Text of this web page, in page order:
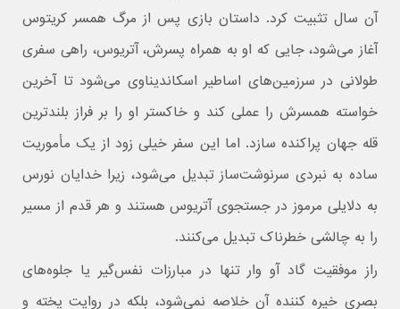
آن سال تثبیت کرد. داستان بازی پس از مرگ همسر کریتوس
آغاز می‌شود، جایی که او به همراه پسرش، آتریوس، راهی سفری
طولانی در سرزمین‌های اساطیر اسکاندیناوی می‌شود تا آخرین
خواسته همسرش را عملی کند و خاکستر او را بر فراز بلندترین
قله جهان پراکنده سازد. اما این سفر خیلی زود از یک مأموریت
ساده به نبردی سرنوشت‌ساز تبدیل می‌شود، زیرا خدایان نورس
به دلایلی مرموز در جستجوی آتریوس هستند و هر قدم از مسیر
را به چالشی خطرناک تبدیل می‌کنند.
راز موفقیت گاد آو وار تنها در مبارزات نفس‌گیر یا جلوه‌های
بصری خیره‌ کننده آن خلاصه نمی‌شود، بلکه در روایت پخته و